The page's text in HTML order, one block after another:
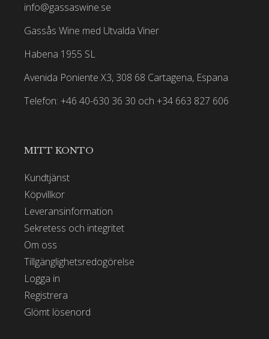
info@gassaswine.se
Gassås Wine med Utvalda Viner
Habena 1955 SL
Avenida Poniente X3, 308 68 Cartagena, Espana
Telefon: +46 40-630 36 30 och +34 663 827 606
MITT KONTO
Kundtjänst
Köpvillkor
Leveransinformation
Sekretess och integritet
Om oss
Tillgänglighetsredogörelse
Logga in
Registrera
Glömt lösenord